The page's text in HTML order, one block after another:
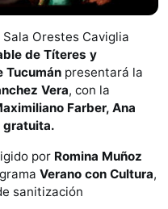
Sala Orestes Caviglia
de Títeres y
Tucumán presentará la
Vera, con la
Farber, Ana
gratuita.
por Romina Muñoz
Verano con Cultura,
sanitización